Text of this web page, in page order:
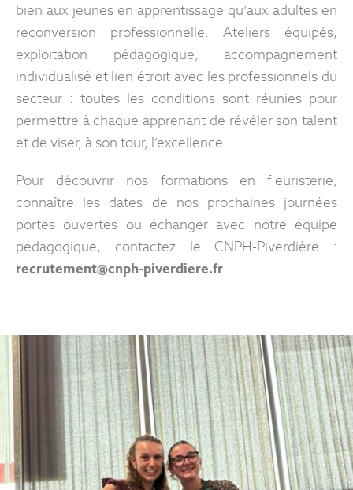
bien aux jeunes en apprentissage qu’aux adultes en
reconversion professionnelle. Ateliers équipés,
exploitation pédagogique, accompagnement
individualisé et lien étroit avec les professionnels du
secteur : toutes les conditions sont réunies pour
permettre à chaque apprenant de révéler son talent
et de viser, à son tour, l’excellence.
Pour découvrir nos formations en fleuristerie,
connaître les dates de nos prochaines journées
portes ouvertes ou échanger avec notre équipe
pédagogique, contactez le CNPH-Piverdière :
recrutement@cnph-piverdiere.fr